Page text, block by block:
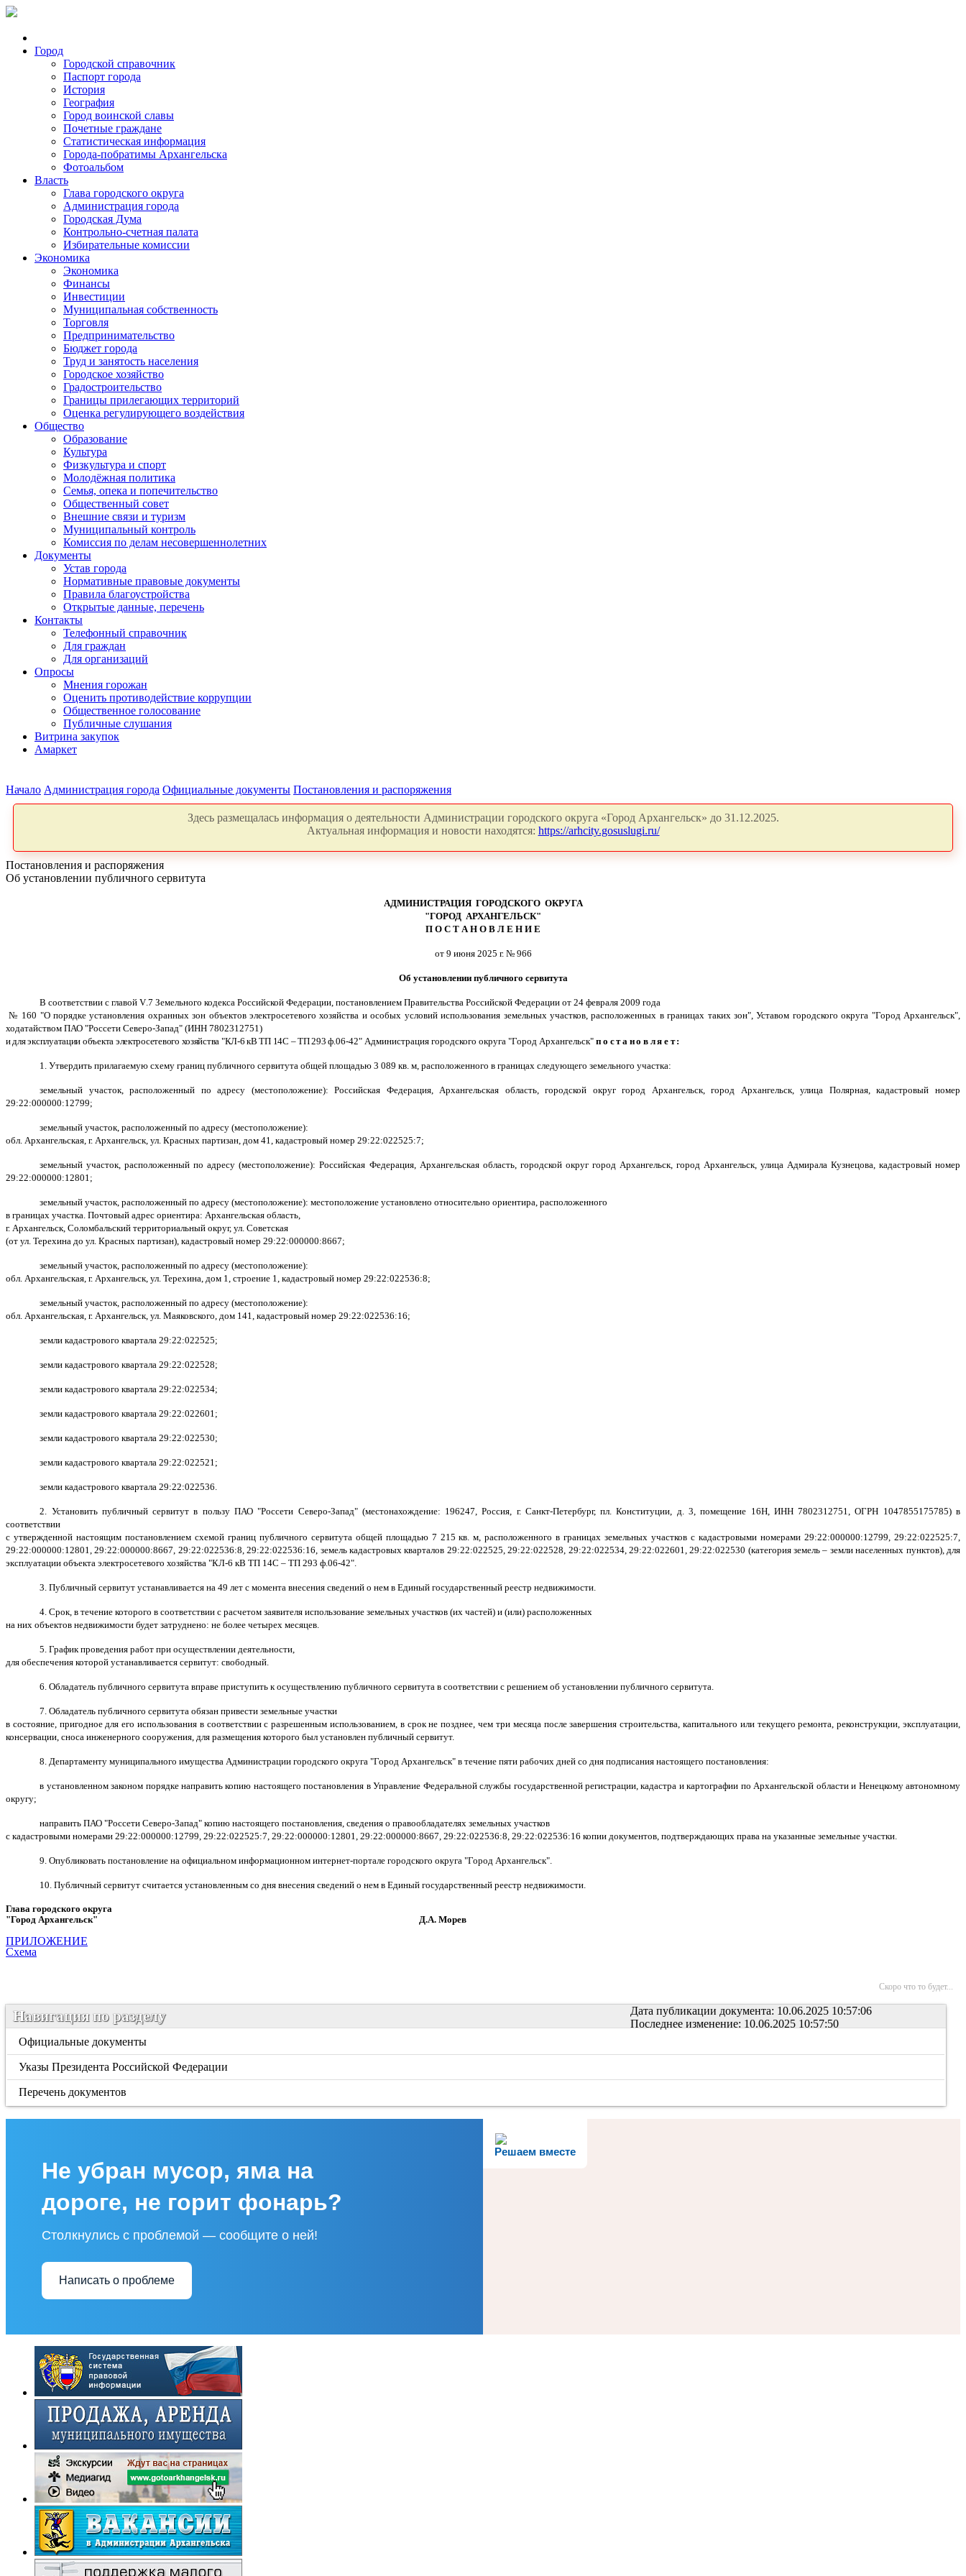
Город
Городской справочник
Паспорт города
История
География
Город воинской славы
Почетные граждане
Статистическая информация
Города-побратимы Архангельска
Фотоальбом
Власть
Глава городского округа
Администрация города
Городская Дума
Контрольно-счетная палата
Избирательные комиссии
Экономика
Экономика
Финансы
Инвестиции
Муниципальная собственность
Торговля
Предпринимательство
Бюджет города
Труд и занятость населения
Городское хозяйство
Градостроительство
Границы прилегающих территорий
Оценка регулирующего воздействия
Общество
Образование
Культура
Физкультура и спорт
Молодёжная политика
Семья, опека и попечительство
Общественный совет
Внешние связи и туризм
Муниципальный контроль
Комиссия по делам несовершеннолетних
Документы
Устав города
Нормативные правовые документы
Правила благоустройства
Открытые данные, перечень
Контакты
Телефонный справочник
Для граждан
Для организаций
Опросы
Мнения горожан
Оценить противодействие коррупции
Общественное голосование
Публичные слушания
Витрина закупок
Амаркет
Начало Администрация города Официальные документы Постановления и распоряжения
Здесь размещалась информация о деятельности Администрации городского округа «Город Архангельск» до 31.12.2025.
Актуальная информация и новости находятся: https://arhcity.gosuslugi.ru/
Постановления и распоряжения
Об установлении публичного сервитута
АДМИНИСТРАЦИЯ ГОРОДСКОГО ОКРУГА
"ГОРОД АРХАНГЕЛЬСК"
П О С Т А Н О В Л Е Н И Е
от 9 июня 2025 г. № 966
Об установлении публичного сервитута
В соответствии с главойV.7 Земельного кодекса Российской Федерации, постановлением Правительства Российской Федерации от 24 февраля 2009 года
№ 160 "О порядке установления охранных зон объектов электросетевого хозяйства и особых условий использования земельных участков, расположенных в границах таких зон", Уставом городского округа "Город Архангельск",
ходатайством ПАО "Россети Северо-Запад" (ИНН 7802312751)
и для эксплуатации объекта электросетевого хозяйства "КЛ-6 кВ ТП 14С – ТП 293 ф.06-42" Администрация городского округа "Город Архангельск"постановляет:
1. Утвердить прилагаемую схему границ публичного сервитута общей площадью 3 089 кв. м, расположенного в границах следующего земельного участка:
земельный участок, расположенный по адресу (местоположение): Российская Федерация, Архангельская область, городской округ город Архангельск, город Архангельск, улица Полярная, кадастровый номер
29:22:000000:12799;
земельный участок, расположенный по адресу (местоположение):
обл. Архангельская, г. Архангельск, ул. Красных партизан, дом 41, кадастровый номер 29:22:022525:7;
земельный участок, расположенный по адресу (местоположение): Российская Федерация, Архангельская область, городской округ город Архангельск, город Архангельск, улица Адмирала Кузнецова, кадастровый номер
29:22:000000:12801;
земельный участок, расположенный по адресу (местоположение): местоположение установлено относительно ориентира, расположенного
в границах участка. Почтовый адрес ориентира: Архангельская область,
г. Архангельск, Соломбальский территориальный округ, ул. Советская
(от ул. Терехина до ул. Красных партизан), кадастровый номер 29:22:000000:8667;
земельный участок, расположенный по адресу (местоположение):
обл. Архангельская, г. Архангельск, ул. Терехина, дом 1, строение 1, кадастровый номер 29:22:022536:8;
земельный участок, расположенный по адресу (местоположение):
обл. Архангельская, г. Архангельск, ул. Маяковского, дом 141, кадастровый номер 29:22:022536:16;
земли кадастрового квартала 29:22:022525;
земли кадастрового квартала 29:22:022528;
земли кадастрового квартала 29:22:022534;
земли кадастрового квартала 29:22:022601;
земли кадастрового квартала 29:22:022530;
земли кадастрового квартала 29:22:022521;
земли кадастрового квартала 29:22:022536.
2. Установить публичный сервитут в пользу ПАО "Россети Северо-Запад" (местонахождение: 196247, Россия, г. Санкт-Петербург, пл. Конституции, д. 3, помещение 16Н, ИНН 7802312751, ОГРН 1047855175785) в
соответствии
с утвержденной настоящим постановлением схемой границ публичного сервитута общей площадью 7 215 кв. м, расположенного в границах земельных участков с кадастровыми номерами29:22:000000:12799, 29:22:022525:7,
29:22:000000:12801, 29:22:000000:8667, 29:22:022536:8, 29:22:022536:16, земель кадастровых кварталов 29:22:022525, 29:22:022528, 29:22:022534, 29:22:022601, 29:22:022530 (категория земель – земли населенных пунктов), для
эксплуатации объекта электросетевого хозяйства "КЛ-6 кВ ТП 14С – ТП 293 ф.06-42".
3. Публичный сервитут устанавливается на 49 лет с момента внесения сведений о нем в Единый государственный реестр недвижимости.
4. Срок, в течение которого в соответствии с расчетом заявителя использование земельных участков (их частей) и (или) расположенных
на них объектов недвижимости будет затруднено: не более четырех месяцев.
5. График проведения работ при осуществлении деятельности,
для обеспечения которой устанавливается сервитут: свободный.
6. Обладатель публичного сервитута вправе приступить к осуществлению публичного сервитута в соответствии с решением об установлении публичного сервитута.
7. Обладатель публичного сервитута обязан привести земельные участки
в состояние, пригодное для его использования в соответствии с разрешенным использованием, в срок не позднее, чем три месяца после завершения строительства, капитального или текущего ремонта, реконструкции, эксплуатации,
консервации, сноса инженерного сооружения, для размещения которого был установлен публичный сервитут.
8. Департаменту муниципального имущества Администрации городского округа "Город Архангельск" в течение пяти рабочих дней со дня подписания настоящего постановления:
в установленном законом порядке направить копию настоящего постановления в Управление Федеральной службы государственной регистрации, кадастра и картографии по Архангельской области и Ненецкому автономному
округу;
направить ПАО "Россети Северо-Запад" копию настоящего постановления, сведения о правообладателях земельных участков
с кадастровыми номерами 29:22:000000:12799, 29:22:022525:7, 29:22:000000:12801, 29:22:000000:8667, 29:22:022536:8, 29:22:022536:16 копии документов, подтверждающих права на указанные земельные участки.
9. Опубликовать постановление на официальном информационном интернет-портале городского округа "Город Архангельск".
10.Публичный сервитут считается установленным со дня внесения сведений о нем в Единый государственный реестр недвижимости.
Глава городского округа
"Город Архангельск" Д.А. Морев
ПРИЛОЖЕНИЕ
Схема
Скоро что то будет...
Дата публикации документа: 10.06.2025 10:57:06
Последнее изменение: 10.06.2025 10:57:50
Навигация по разделу
Официальные документы
Указы Президента Российской Федерации
Перечень документов
Решаем вместе
Не убран мусор, яма на
дороге, не горит фонарь?
Столкнулись с проблемой — сообщите о ней!
Написать о проблеме